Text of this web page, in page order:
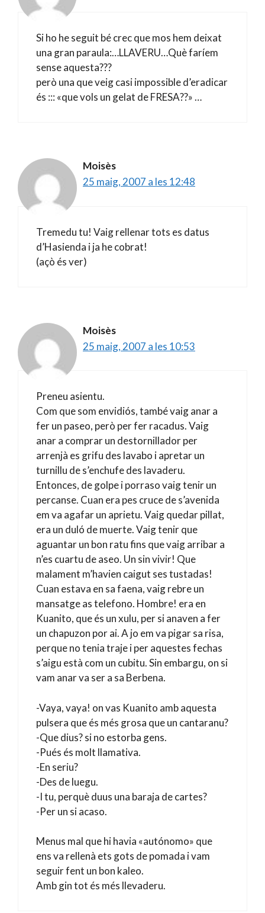
Si ho he seguit bé crec que mos hem deixat
una gran paraula:…LLAVERU…Què faríem
sense aquesta???
però una que veig casi impossible d’eradicar
és ::: «que vols un gelat de FRESA??» …
Moisès
25 maig, 2007 a les 12:48
Tremedu tu! Vaig rellenar tots es datus
d’Hasienda i ja he cobrat!
(açò és ver)
Moisès
25 maig, 2007 a les 10:53
Preneu asientu.
Com que som envidiós, també vaig anar a
fer un paseo, però per fer racadus. Vaig
anar a comprar un destornillador per
arrenjà es grifu des lavabo i apretar un
turnillu de s’enchufe des lavaderu.
Entonces, de golpe i porraso vaig tenir un
percanse. Cuan era pes cruce de s’avenida
em va agafar un aprietu. Vaig quedar pillat,
era un duló de muerte. Vaig tenir que
aguantar un bon ratu fins que vaig arribar a
n’es cuartu de aseo. Un sin vivir! Que
malament m’havien caigut ses tustadas!
Cuan estava en sa faena, vaig rebre un
mansatge as telefono. Hombre! era en
Kuanito, que és un xulu, per si anaven a fer
un chapuzon por ai. A jo em va pigar sa risa,
perque no tenia traje i per aquestes fechas
s’aigu està com un cubitu. Sin embargu, on si
vam anar va ser a sa Berbena.
-Vaya, vaya! on vas Kuanito amb aquesta
pulsera que és més grosa que un cantaranu?
-Que dius? si no estorba gens.
-Pués és molt llamativa.
-En seriu?
-Des de luegu.
-I tu, perquè duus una baraja de cartes?
-Per un si acaso.
Menus mal que hi havia «autónomo» que
ens va rellenà ets gots de pomada i vam
seguir fent un bon kaleo.
Amb gin tot és més llevaderu.